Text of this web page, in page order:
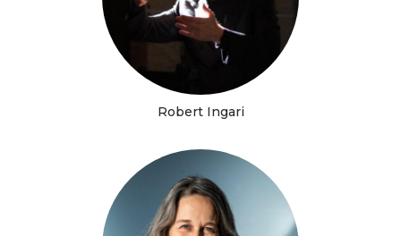
Robert Ingari